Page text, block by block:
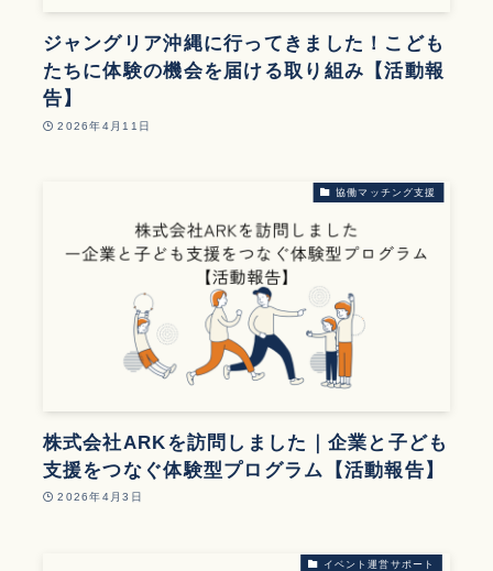
ジャングリア沖縄に行ってきました！こども
たちに体験の機会を届ける取り組み【活動報
告】
2026年4月11日
協働マッチング支援
株式会社ARKを訪問しました｜企業と子ども
支援をつなぐ体験型プログラム【活動報告】
2026年4月3日
イベント運営サポート